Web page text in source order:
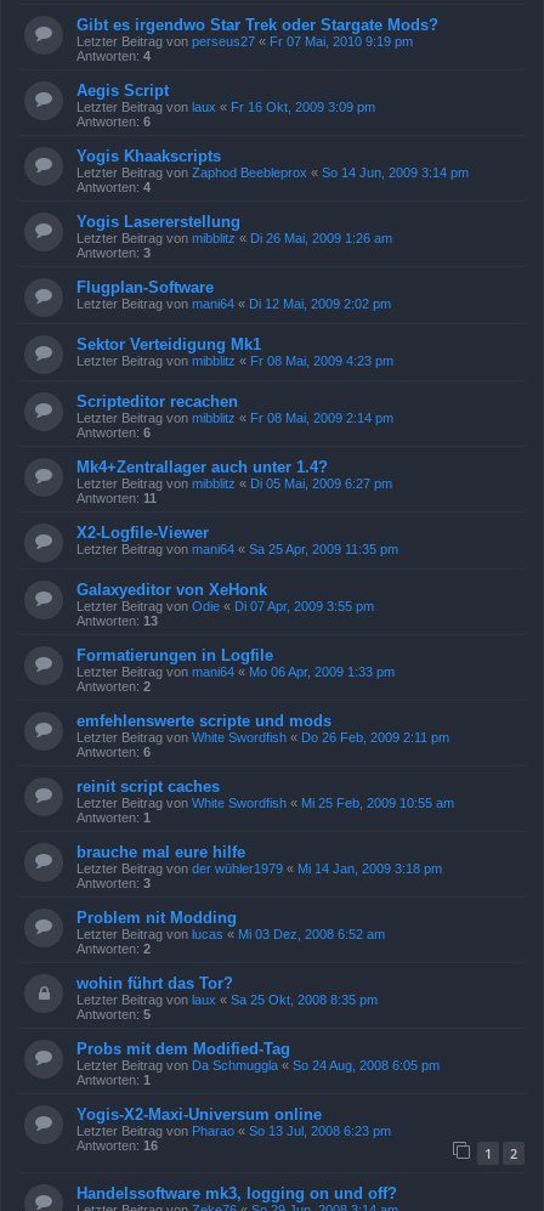
Gibt es irgendwo Star Trek oder Stargate Mods?
Letzter Beitrag von perseus27 « Fr 07 Mai, 2010 9:19 pm
Antworten: 4
Aegis Script
Letzter Beitrag von laux « Fr 16 Okt, 2009 3:09 pm
Antworten: 6
Yogis Khaakscripts
Letzter Beitrag von Zaphod Beebleprox « So 14 Jun, 2009 3:14 pm
Antworten: 4
Yogis Lasererstellung
Letzter Beitrag von mibblitz « Di 26 Mai, 2009 1:26 am
Antworten: 3
Flugplan-Software
Letzter Beitrag von mani64 « Di 12 Mai, 2009 2:02 pm
Sektor Verteidigung Mk1
Letzter Beitrag von mibblitz « Fr 08 Mai, 2009 4:23 pm
Scripteditor recachen
Letzter Beitrag von mibblitz « Fr 08 Mai, 2009 2:14 pm
Antworten: 6
Mk4+Zentrallager auch unter 1.4?
Letzter Beitrag von mibblitz « Di 05 Mai, 2009 6:27 pm
Antworten: 11
X2-Logfile-Viewer
Letzter Beitrag von mani64 « Sa 25 Apr, 2009 11:35 pm
Galaxyeditor von XeHonk
Letzter Beitrag von Odie « Di 07 Apr, 2009 3:55 pm
Antworten: 13
Formatierungen in Logfile
Letzter Beitrag von mani64 « Mo 06 Apr, 2009 1:33 pm
Antworten: 2
emfehlenswerte scripte und mods
Letzter Beitrag von White Swordfish « Do 26 Feb, 2009 2:11 pm
Antworten: 6
reinit script caches
Letzter Beitrag von White Swordfish « Mi 25 Feb, 2009 10:55 am
Antworten: 1
brauche mal eure hilfe
Letzter Beitrag von der wühler1979 « Mi 14 Jan, 2009 3:18 pm
Antworten: 3
Problem nit Modding
Letzter Beitrag von lucas « Mi 03 Dez, 2008 6:52 am
Antworten: 2
wohin führt das Tor?
Letzter Beitrag von laux « Sa 25 Okt, 2008 8:35 pm
Antworten: 5
Probs mit dem Modified-Tag
Letzter Beitrag von Da Schmuggla « So 24 Aug, 2008 6:05 pm
Antworten: 1
Yogis-X2-Maxi-Universum online
Letzter Beitrag von Pharao « So 13 Jul, 2008 6:23 pm
Antworten: 16 1 2
Handelssoftware mk3, logging on und off?